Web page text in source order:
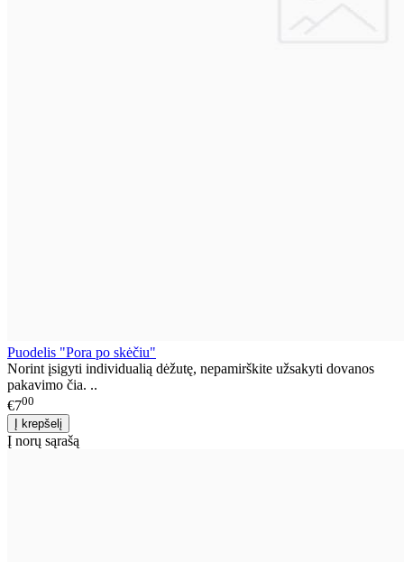
Puodelis "Pora po skėčiu"
Norint įsigyti individualią dėžutę, nepamirškite užsakyti dovanos
pakavimo čia. ..
€700
Į norų sąrašą